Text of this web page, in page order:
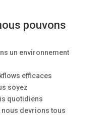
pouvons
un environnement
efficaces
soyez
quotidiens
devrions tous